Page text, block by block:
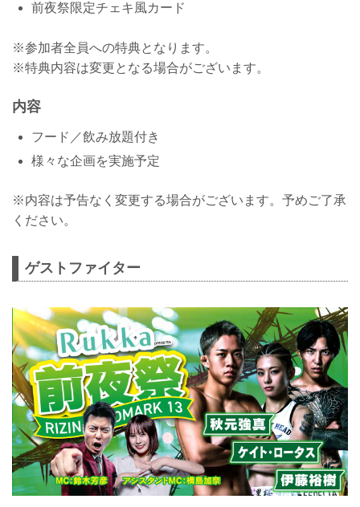
前夜祭限定チェキ風カード
※参加者全員への特典となります。
※特典内容は変更となる場合がございます。
内容
フード／飲み放題付き
様々な企画を実施予定
※内容は予告なく変更する場合がございます。予めご了承
ください。
ゲストファイター